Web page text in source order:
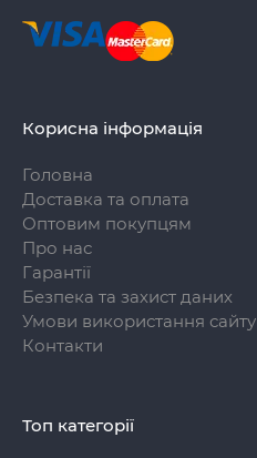
Корисна інформація
Головна
Доставка та оплата
Оптовим покупцям
Про нас
Гарантії
Безпека та захист даних
Умови використання сайту
Контакти
Топ категорії